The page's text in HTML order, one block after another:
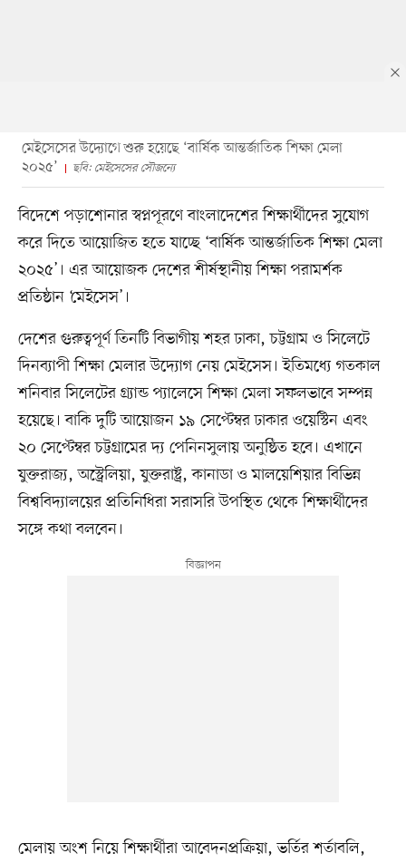
মেইসেসের উদ্যোগে শুরু হয়েছে ‘বার্ষিক আন্তর্জাতিক শিক্ষা মেলা
২০২৫’
ছবি: মেইসেসের সৌজন্যে
বিদেশে পড়াশোনার স্বপ্নপূরণে বাংলাদেশের শিক্ষার্থীদের সুযোগ
করে দিতে আয়োজিত হতে যাচ্ছে ‘বার্ষিক আন্তর্জাতিক শিক্ষা মেলা
২০২৫’। এর আয়োজক দেশের শীর্ষস্থানীয় শিক্ষা পরামর্শক
প্রতিষ্ঠান ‘মেইসেস’।
দেশের গুরুত্বপূর্ণ তিনটি বিভাগীয় শহর ঢাকা, চট্টগ্রাম ও সিলেটে
দিনব্যাপী শিক্ষা মেলার উদ্যোগ নেয় মেইসেস। ইতিমধ্যে গতকাল
শনিবার সিলেটের গ্র্যান্ড প্যালেসে শিক্ষা মেলা সফলভাবে সম্পন্ন
হয়েছে। বাকি দুটি আয়োজন ১৯ সেপ্টেম্বর ঢাকার ওয়েস্টিন এবং
২০ সেপ্টেম্বর চট্টগ্রামের দ্য পেনিনসুলায় অনুষ্ঠিত হবে। এখানে
যুক্তরাজ্য, অস্ট্রেলিয়া, যুক্তরাষ্ট্র, কানাডা ও মালয়েশিয়ার বিভিন্ন
বিশ্ববিদ্যালয়ের প্রতিনিধিরা সরাসরি উপস্থিত থেকে শিক্ষার্থীদের
সঙ্গে কথা বলবেন।
মেলায় অংশ নিয়ে শিক্ষার্থীরা আবেদনপ্রক্রিয়া, ভর্তির শর্তাবলি,